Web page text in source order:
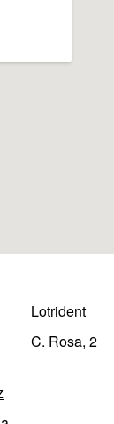
Lotrident
C. Rosa, 2